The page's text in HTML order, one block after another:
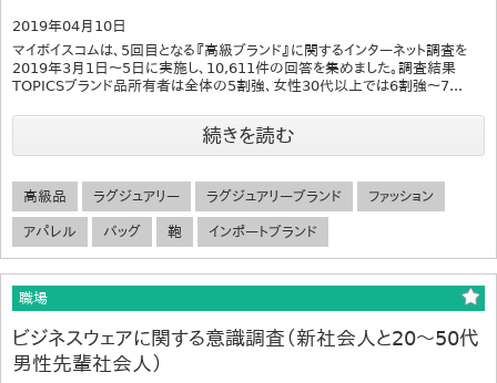
2019年04月10日
マイボイスコムは、5回目となる『高級ブランド』に関するインターネット調査を
2019年3月1日～5日に実施し、10,611件の回答を集めました。調査結果
TOPICSブランド品所有者は全体の5割強、女性30代以上では6割強～7...
続きを読む
高級品 ラグジュアリー ラグジュアリーブランド ファッション
アパレル バッグ 鞄 インポートブランド
職場
ビジネスウェアに関する意識調査（新社会人と20～50代
男性先輩社会人）